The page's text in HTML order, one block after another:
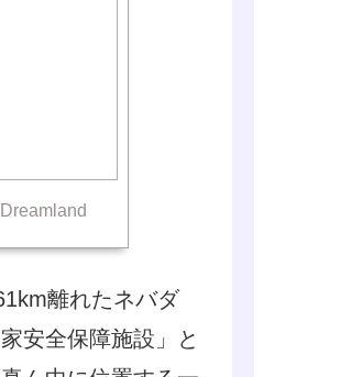
て地図に載ってい
ていて、施設全
は塩原で、干上が